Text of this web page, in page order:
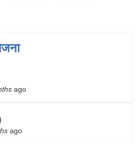
ago
ago